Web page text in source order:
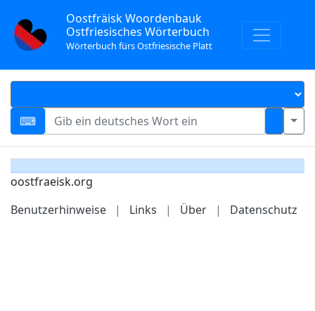
Oostfräisk Woordenbauk
Ostfriesisches Wörterbuch
Wörterbuch fürs Ostfriesische Platt
oostfraeisk.org
Benutzerhinweise
| Links | Über | Datenschutz